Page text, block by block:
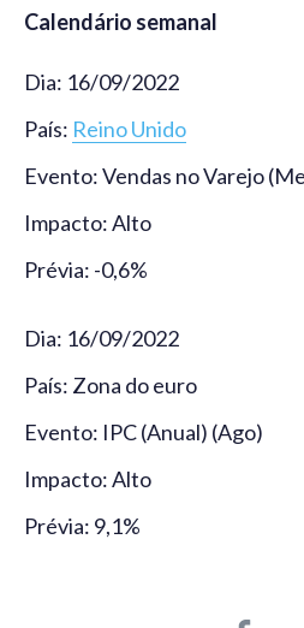
Calendário semanal
Dia: 16/09/2022
País: Reino Unido
Evento: Vendas no Varejo
Impacto: Alto
Prévia: -0,6%
Dia: 16/09/2022
País: Zona do euro
Evento: IPC (Anual) (Ago)
Impacto: Alto
Prévia: 9,1%